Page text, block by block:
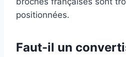
positionnées.
Faut-il un